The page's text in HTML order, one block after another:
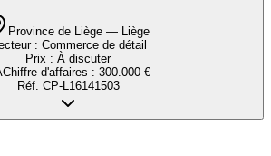
Province de Liège — Liège
: Commerce de détail
Prix : À discuter
Chiffre d'affaires : 300.000 €
Réf. CP-L16141503